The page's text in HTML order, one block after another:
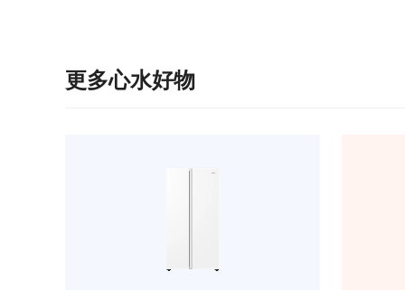
更多心水好物